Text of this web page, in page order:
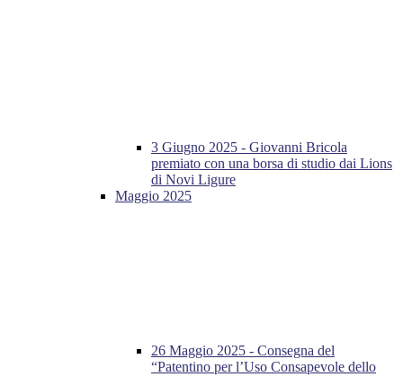
3 Giugno 2025 - Giovanni Bricola
premiato con una borsa di studio dai Lions
di Novi Ligure
Maggio 2025
26 Maggio 2025 - Consegna del
“Patentino per l’Uso Consapevole dello